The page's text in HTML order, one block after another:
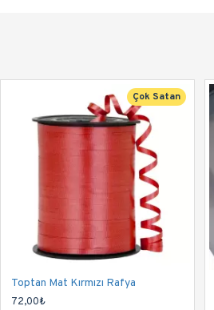
Çok Satan
Toptan Mat Kırmızı Rafya
72,00₺